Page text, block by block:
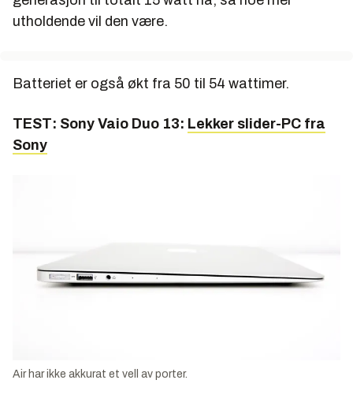
utholdende vil den være.
Batteriet er også økt fra 50 til 54 wattimer.
TEST: Sony Vaio Duo 13: Lekker slider-PC fra
Sony
Air har ikke akkurat et vell av porter.